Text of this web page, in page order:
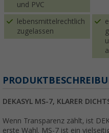
und PVC
lebensmittelrechtlich
zugelassen
DEKASYL MS-7, KLARER
Wenn Transparenz zählt, ist
erste Wahl. MS-7 ist ein